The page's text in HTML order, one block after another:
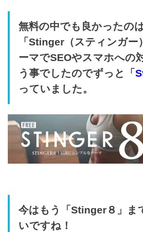
無料の中でも良かったの
「Stinger（スティンガー
ーマでSEOやスマホへの
う事でしたのでずっと「
っていました。
今はもう「Stinger８」ま
いですね！